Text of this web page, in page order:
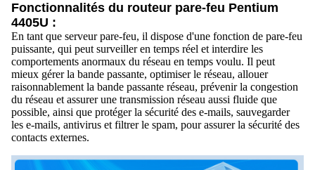
Fonctionnalités du routeur pare-feu Pentium
4405U :
En tant que serveur pare-feu, il dispose d'une fonction de pare-feu
puissante, qui peut surveiller en temps réel et interdire les
comportements anormaux du réseau en temps voulu. Il peut
mieux gérer la bande passante, optimiser le réseau, allouer
raisonnablement la bande passante réseau, prévenir la congestion
du réseau et assurer une transmission réseau aussi fluide que
possible, ainsi que protéger la sécurité des e-mails, sauvegarder
les e-mails, antivirus et filtrer le spam, pour assurer la sécurité des
contacts externes.